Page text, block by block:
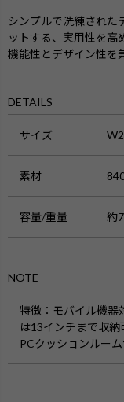
シンプルで洗練された
ットする、実用性を高
機能性とデザイン性を
DETAILS
サイズ
素材
容量/重量 約
NOTE
特徴 ：モバイル機
は13インチまで収納
PCクッションルー